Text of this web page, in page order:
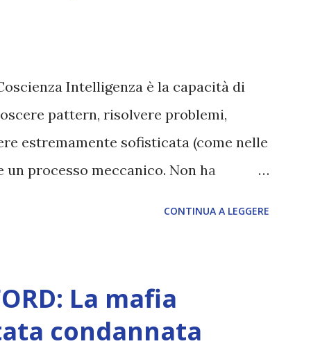
Intelligenza è la capacità di
pattern, risolvere problemi,
estremamente sofisticata (come nelle
processo meccanico. Non ha
scegliere per amore anche quando
che ci collega all’Uno Infinito.
CONTINUA A LEGGERE
La mafia
condannata